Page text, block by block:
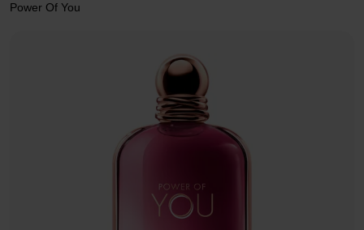
Power Of You